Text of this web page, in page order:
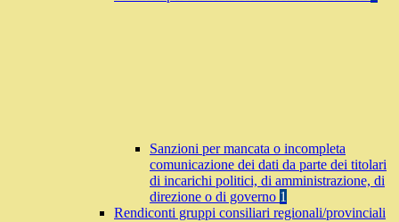
Sanzioni per mancata o incompleta
comunicazione dei dati da parte dei titolari
di incarichi politici, di amministrazione, di
direzione o di governo 1
Rendiconti gruppi consiliari regionali/provinciali